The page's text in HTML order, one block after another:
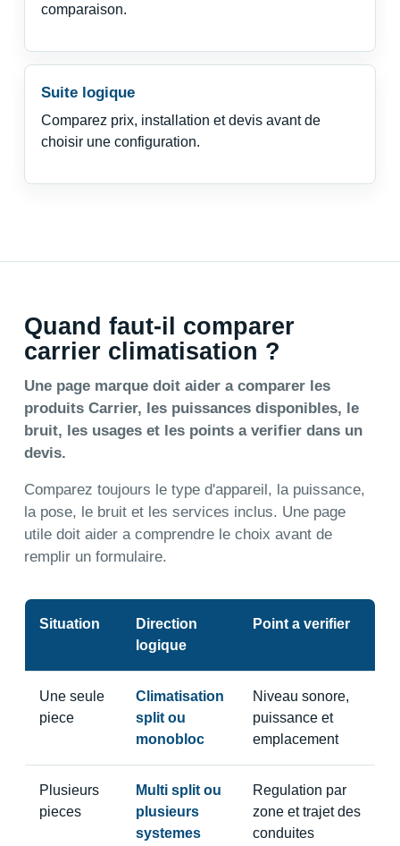
comparaison.
Suite logique
Comparez prix, installation et devis avant de
choisir une configuration.
Quand faut-il comparer
carrier climatisation ?
Une page marque doit aider a comparer les
produits Carrier, les puissances disponibles, le
bruit, les usages et les points a verifier dans un
devis.
Comparez toujours le type d'appareil, la puissance,
la pose, le bruit et les services inclus. Une page
utile doit aider a comprendre le choix avant de
remplir un formulaire.
Situation
Direction
logique
Point a verifier
Une seule
piece
Climatisation
split ou
monobloc
Niveau sonore,
puissance et
emplacement
Plusieurs
pieces
Multi split ou
plusieurs
systemes
Regulation par
zone et trajet des
conduites